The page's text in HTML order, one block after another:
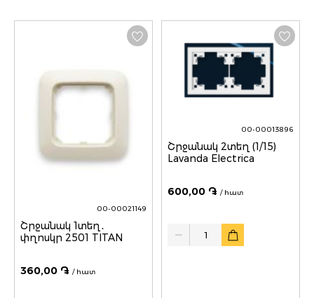
00-00021149
Շրջանակ 1տեղ․
փղոսկր 2501 TITAN
360,00 ֏ / հատ
00-00013896
Շրջանակ 2տեղ (1/15)
Lavanda Electrica
600,00 ֏ / հատ
Quantity